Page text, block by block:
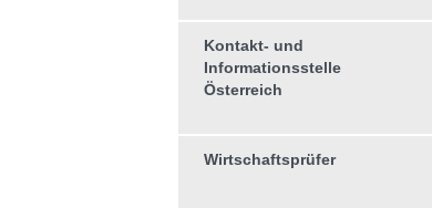
Kontakt- und
Informationsstelle
Österreich
Wirtschaftsprüfer